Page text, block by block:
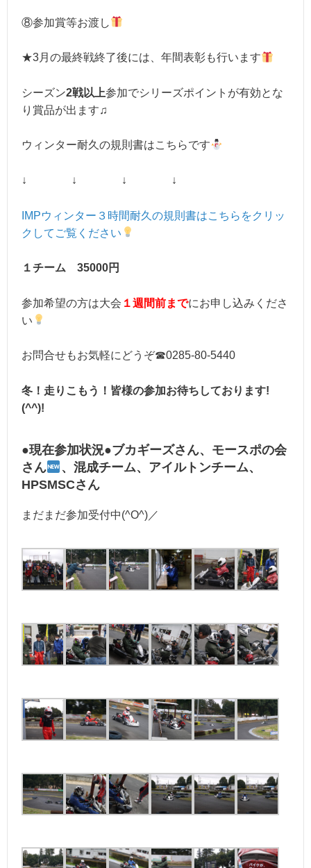
⑧参加賞等お渡し
★3月の最終戦終了後には、年間表彰も行います
シーズン2戦以上参加でシリーズポイントが有効とな
り賞品が出ます♫
ウィンター耐久の規則書はこちらです
↓ ↓ ↓ ↓
IMPウィンター３時間耐久の規則書はこちらをクリッ
クしてご覧ください
１チーム 35000円
参加希望の方は大会 １週間前までにお申し込みくださ
い
お問合せもお気軽にどうぞ☎0285-80-5440
冬！走りこもう！皆様の参加お待ちしております!
(^^)!
●現在参加状況●ブカギーズさん、モースポの会
さん
、混成チーム、アイルトンチーム、
HPSMSCさん
まだまだ参加受付中(^O^)／